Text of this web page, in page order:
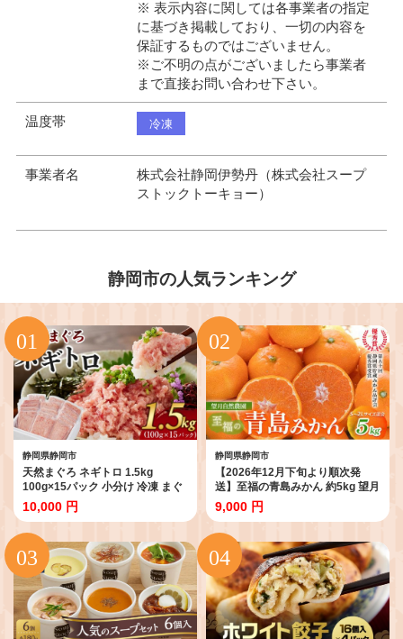
※ 表示内容に関しては各事業者の指定
に基づき掲載しており、一切の内容を
保証するものではございません。
※ご不明の点がございましたら事業者
まで直接お問い合わせ下さい。
温度帯 冷凍
事業者名
株式会社静岡伊勢丹（株式会社スープ
ストックトーキョー）
静岡市の人気ランキング
静岡県静岡市
天然まぐろ ネギトロ 1.5kg
100g×15パック 小分け 冷凍 まぐ
ろたたき ネギトロ丼 海の幸
10000円 手巻き寿司 軍艦巻き 食
べ切り ごはんのお供 ねぎとろ 魚
マグロ 鮪
10,000 円
静岡県静岡市
【2026年12月下旬より順次発
送】至福の青島みかん 約5kg 望月
自然農園 静岡県貯蔵ミカン品評会
優秀賞 フルーツ 柑橘 オレンジ み
かん◆
9,000 円